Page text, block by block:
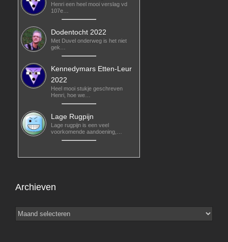
Henri een heel mooi verslag vd
107e…
Dodentocht 2022
Met Duvel onderweg is het niet
gek…
Kennedymars Etten-Leur
2022
Heel mooi stukje geschreven
Henri, hoe we…
Lage Rugpijn
Lage rugpijn is een veel
voorkomende aandoening,…
Archieven
Archieven